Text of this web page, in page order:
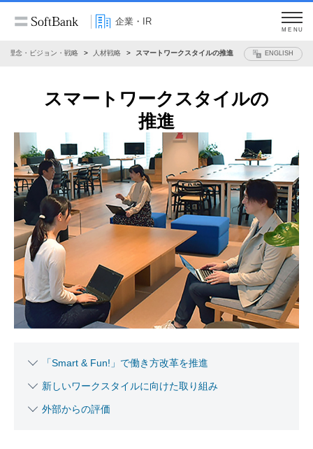
企業・IR
MENU
理念・ビジョン・戦略 人材戦略 スマートワークスタイルの推進 ENGLISH
スマートワークスタイルの
推進
「Smart & Fun!」で働き方改革を推進
新しいワークスタイルに向けた取り組み
外部からの評価